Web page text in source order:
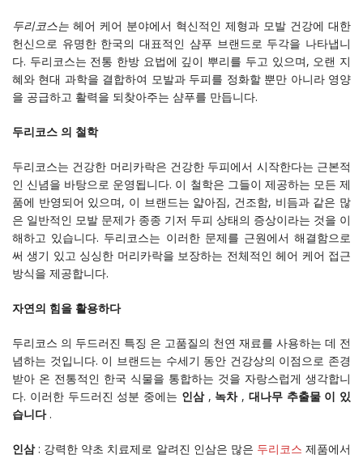
두리코스는 헤어 케어 분야에서 혁신적인 제형과 모발 건강에 대한
헌신으로 유명한 한국의 대표적인 샴푸 브랜드로 두각을 나타냅니
다. 두리코스는 전통 한방 요법에 깊이 뿌리를 두고 있으며, 오랜 지
혜와 현대 과학을 결합하여 모발과 두피를 정화할 뿐만 아니라 영양
을 공급하고 활력을 되찾아주는 샴푸를 만듭니다.
두리코스 의 철학
두리코스는 건강한 머리카락은 건강한 두피에서 시작한다는 근본적
인 신념을 바탕으로 운영됩니다. 이 철학은 그들이 제공하는 모든 제
품에 반영되어 있으며, 이 브랜드는 얇아짐, 건조함, 비듬과 같은 많
은 일반적인 모발 문제가 종종 기저 두피 상태의 증상이라는 것을 이
해하고 있습니다. 두리코스는 이러한 문제를 근원에서 해결함으로
써 생기 있고 싱싱한 머리카락을 보장하는 전체적인 헤어 케어 접근
방식을 제공합니다.
자연의 힘을 활용하다
두리코스 의 두드러진 특징 은 고품질의 천연 재료를 사용하는 데 전
념하는 것입니다. 이 브랜드는 수세기 동안 건강상의 이점으로 존경
받아 온 전통적인 한국 식물을 통합하는 것을 자랑스럽게 생각합니
다. 이러한 두드러진 성분 중에는 인삼 , 녹차 , 대나무 추출물 이 있
습니다 .
인삼 : 강력한 약초 치료제로 알려진 인삼은 많은 두리코스 제품에서